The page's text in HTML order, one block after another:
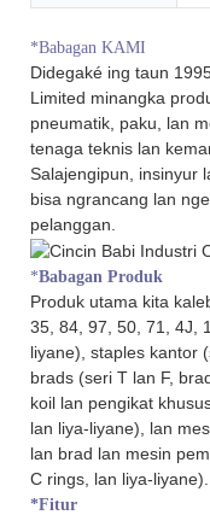
*Babagan KAMI
Didegaké ing taun
Limited minangka
pneumatik, paku, lan
tenaga teknis lan
Salajengipun, insinyur
bisa ngrancang lan
pelanggan.
*Babagan Produk
Produk utama kita
35, 84, 97, 50, 71, 4J,
liyane), staples kantor
brads (seri T lan F,
koil lan pengikat
lan liya-liyane), lan
lan brad lan mesin
C rings, lan liya-liyane).
*Fitur